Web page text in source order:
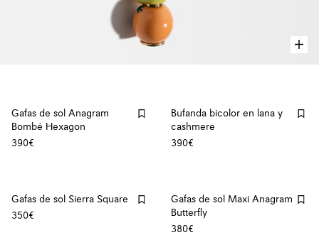
Gafas de sol Anagram
Bombé Hexagon
390€
Bufanda bicolor en lana y
cashmere
390€
Gafas de sol Sierra Square
350€
Gafas de sol Maxi Anagram
Butterfly
380€